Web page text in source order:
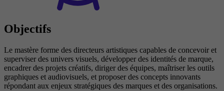
Objectifs
Le mastère forme des directeurs artistiques capables de concevoir et
superviser des univers visuels, développer des identités de marque,
encadrer des projets créatifs, diriger des équipes, maîtriser les outils
graphiques et audiovisuels, et proposer des concepts innovants
répondant aux enjeux stratégiques des marques et des organisations.